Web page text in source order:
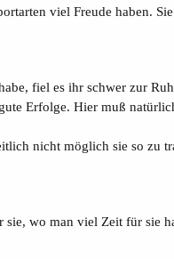
viel Freude haben.
fiel es ihr schwer zur
Erfolge. Hier muß
nicht möglich sie so zu
sie, wo man viel Zeit für sie